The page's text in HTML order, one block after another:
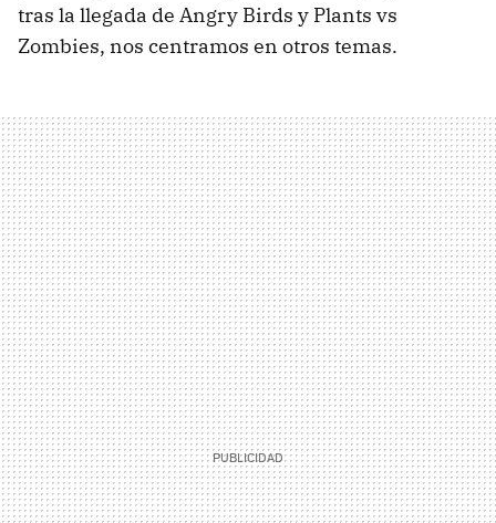
tras la llegada de Angry Birds y Plants vs
Zombies, nos centramos en otros temas.